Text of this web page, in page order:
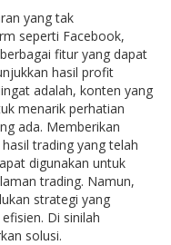
yang tak
seperti Facebook,
fitur yang dapat
hasil profit
adalah, konten yang
menarik perhatian
ada. Memberikan
trading yang telah
digunakan untuk
trading. Namun,
strategi yang
Di sinilah
solusi.